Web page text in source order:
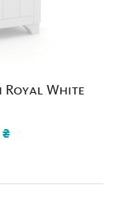
Royal White
₴